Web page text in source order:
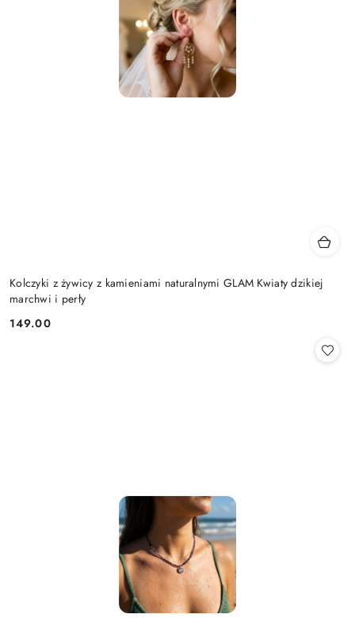
Kolczyki z żywicy z kamieniami naturalnymi GLAM Kwiaty dzikiej
marchwi i perły
Cena:
149.00